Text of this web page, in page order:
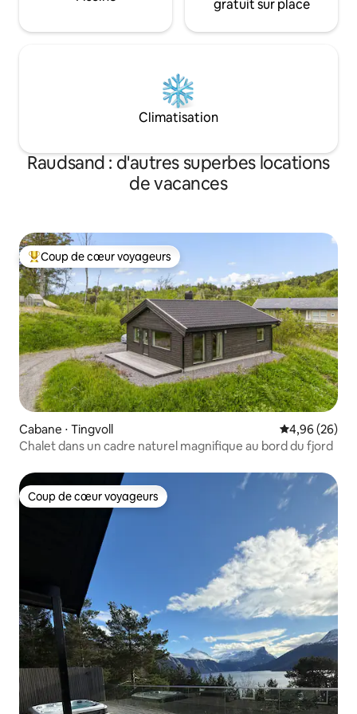
gratuit sur place
Climatisation
Raudsand : d'autres superbes locations
de vacances
Coups de cœur voyageurs les plus appréciés
Coup de cœur voyageurs
Cabane ⋅ Tingvoll Évaluation
4,96 (26)
Chalet dans un cadre naturel magnifique au bord du fjord
Coup de cœur voyageurs
Coup de cœur voyageurs